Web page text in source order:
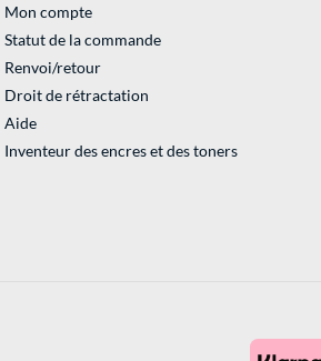
Mon compte
Statut de la commande
Renvoi/retour
Droit de rétractation
Aide
Inventeur des encres et des toners